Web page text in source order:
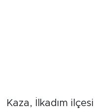
Kaza, İlkadım